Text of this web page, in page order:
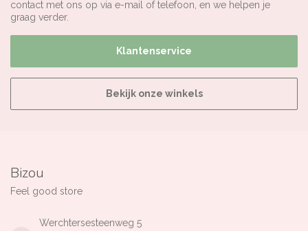
contact met ons op via e-mail of telefoon, en we helpen je
graag verder.
Klantenservice
Bekijk onze winkels
Bizou
Feel good store
Werchtersesteenweg 5